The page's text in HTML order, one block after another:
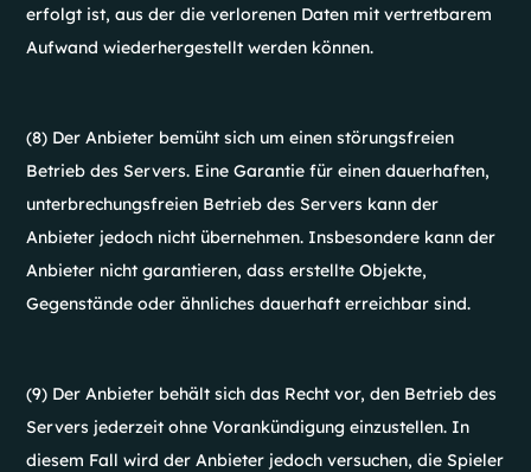
erfolgt ist, aus der die verlorenen Daten mit vertretbarem
Aufwand wiederhergestellt werden können.
(8) Der Anbieter bemüht sich um einen störungsfreien
Betrieb des Servers. Eine Garantie für einen dauerhaften,
unterbrechungsfreien Betrieb des Servers kann der
Anbieter jedoch nicht übernehmen. Insbesondere kann der
Anbieter nicht garantieren, dass erstellte Objekte,
Gegenstände oder ähnliches dauerhaft erreichbar sind.
(9) Der Anbieter behält sich das Recht vor, den Betrieb des
Servers jederzeit ohne Vorankündigung einzustellen. In
diesem Fall wird der Anbieter jedoch versuchen, die Spieler